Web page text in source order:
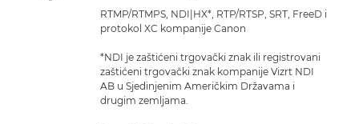
RTMP/RTMPS, NDI|HX*, RTP/RTSP, SRT, FreeD i
protokol XC kompanije Canon
*NDI je zaštićeni trgovački znak ili registrovani
zaštićeni trgovački znak kompanije Vizrt NDI
AB u Sjedinjenim Američkim Državama i
drugim zemljama.